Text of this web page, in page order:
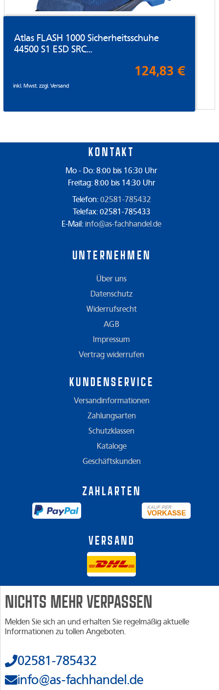
Atlas FLASH 1000 Sicherheitsschuhe
44500 S1 ESD SRC...
124,83 €
inkl. Mwst. zzgl.Versand
Kontakt
Mo - Do: 8:00 bis 16:30 Uhr
Freitag: 8:00 bis 14:30 Uhr
Telefon: 02581-785432
Telefax: 02581-785433
E-Mail:info@as-fachhandel.de
Unternehmen
Über uns
Datenschutz
Widerrufsrecht
AGB
Impressum
Vertrag widerrufen
Kundenservice
Versandinformationen
Zahlungsarten
Schutzklassen
Kataloge
Geschäftskunden
Zahlarten
Versand
NICHTS MEHR VERPASSEN
Melden Sie sich an und erhalten Sie regelmäßig aktuelle
Informationen zu tollen Angeboten.
02581-785432
info@as-fachhandel.de